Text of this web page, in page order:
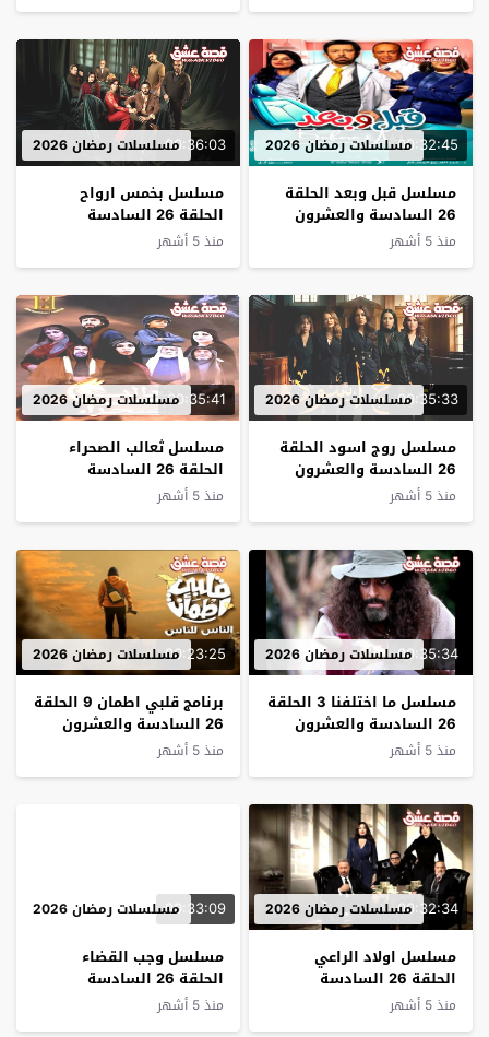
00:32:45مسلسلات رمضان 2026
مسلسل قبل وبعد الحلقة
26 السادسة والعشرون
منذ 5 أشهر
00:36:03مسلسلات رمضان 2026
مسلسل بخمس ارواح
الحلقة 26 السادسة
والعشرون
منذ 5 أشهر
00:35:33مسلسلات رمضان 2026
مسلسل روج اسود الحلقة
26 السادسة والعشرون
منذ 5 أشهر
00:35:41مسلسلات رمضان 2026
مسلسل ثعالب الصحراء
الحلقة 26 السادسة
والعشرون
منذ 5 أشهر
00:35:34مسلسلات رمضان 2026
مسلسل ما اختلفنا 3 الحلقة
26 السادسة والعشرون
منذ 5 أشهر
00:23:25مسلسلات رمضان 2026
ﺑﺮﻧﺎﻣﺞ قلبي اطمان 9 الحلقة
26 السادسة والعشرون
منذ 5 أشهر
00:32:34مسلسلات رمضان 2026
مسلسل اولاد الراعي
الحلقة 26 السادسة
والعشرون
منذ 5 أشهر
00:33:09مسلسلات رمضان 2026
مسلسل وجب القضاء
الحلقة 26 السادسة
والعشرون
منذ 5 أشهر